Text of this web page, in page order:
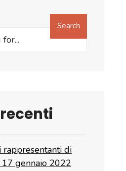
Search
rappresentanti di
17 gennaio 2022